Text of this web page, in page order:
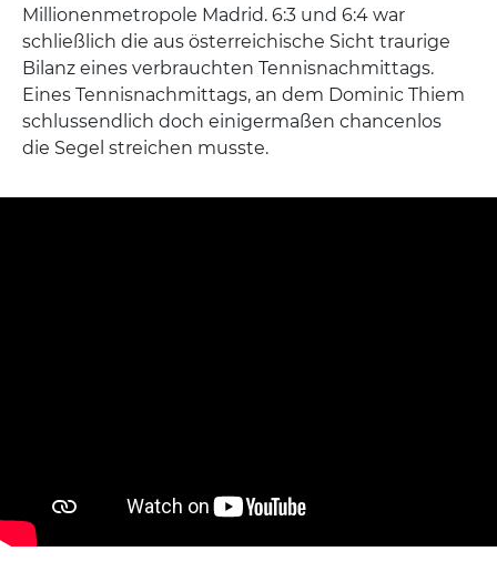
Millionenmetropole Madrid. 6:3 und 6:4 war
schließlich die aus österreichische Sicht traurige
Bilanz eines verbrauchten Tennisnachmittags.
Eines Tennisnachmittags, an dem Dominic Thiem
schlussendlich doch einigermaßen chancenlos
die Segel streichen musste.